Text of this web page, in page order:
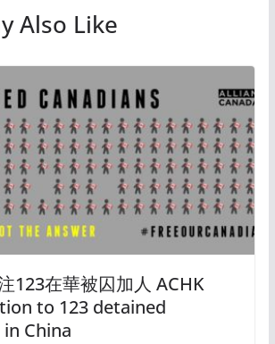
Also Like
123在華被囚加人 ACHK
to 123 detained
China